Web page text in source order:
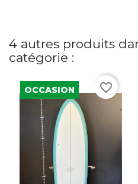
4 autres produits
catégorie :
OCCASION favorite_border